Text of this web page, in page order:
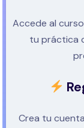
Accede al
tu práctica
Crea tu